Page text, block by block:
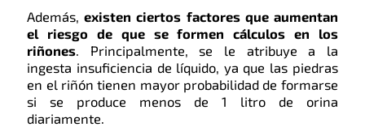
Además,existen ciertos factores que aumentan
el riesgo de que se formen cálculos en los
riñones. Principalmente, se le atribuye a la
ingesta insuficiencia de líquido, ya que las piedras
en el riñón tienen mayor probabilidad de formarse
si se produce menos de 1 litro de orina
diariamente.